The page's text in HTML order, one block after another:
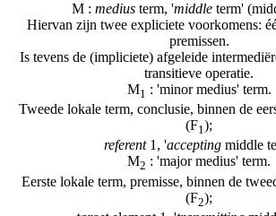
M : mediusterm, 'middleterm'
Hiervan zijn twee expliciete voorkomens:
premissen.
Is tevens de (impliciete) afgeleide
transitieve operatie.
M1 : 'minor medius' term.
Tweede lokale term, conclusie, binnen de
(F1);
referent1, 'acceptingmiddle
M2 : 'major medius' term.
Eerste lokale term, premisse, binnen de
(F2);